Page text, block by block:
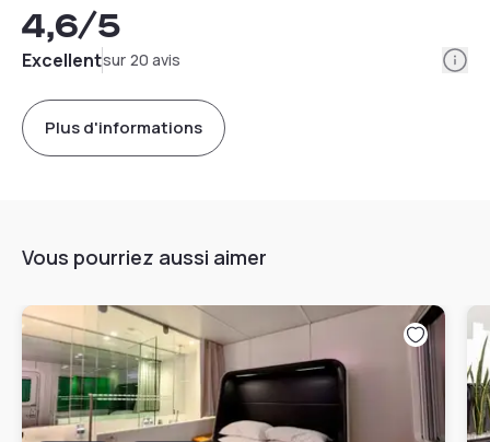
4,6/5
Excellentsur 20 avis
Plus d'informations
Vous pourriez aussi aimer